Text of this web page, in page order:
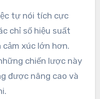
tự nói tích cực
chỉ số hiệu suất
xúc lớn hơn.
chiến lược này
được nâng cao và